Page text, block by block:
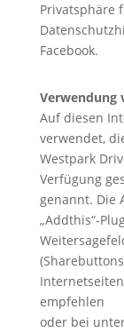
Privatsphäre
Facebook.
Verwendung
Auf diesen
verwendet,
Westpark
Verfügung
genannt. Die
„Addthis“-
empfehlen
oder bei